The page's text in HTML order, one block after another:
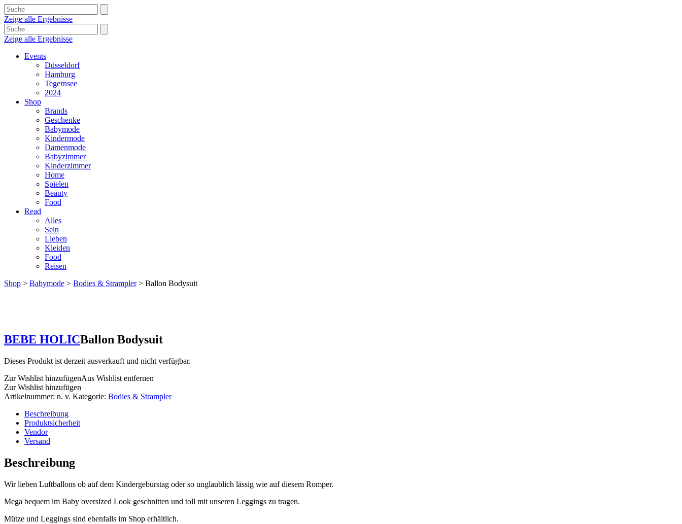
Zeige alle Ergebnisse
Zeige alle Ergebnisse
Events
Düsseldorf
Hamburg
Tegernsee
2024
Shop
Brands
Geschenke
Babymode
Kindermode
Damenmode
Babyzimmer
Kinderzimmer
Home
Spielen
Beauty
Food
Read
Alles
Sein
Lieben
Kleiden
Food
Reisen
Shop > Babymode > Bodies & Strampler> Ballon Bodysuit
BEBE HOLICBallon Bodysuit
Dieses Produkt ist derzeit ausverkauft und nicht verfügbar.
Zur Wishlist hinzufügenAus Wishlist entfernen
Zur Wishlist hinzufügen
Artikelnummer: n. v. Kategorie: Bodies & Strampler
Beschreibung
Produktsicherheit
Vendor
Versand
Beschreibung
Wir lieben Luftballons ob auf dem Kindergeburstag oder so unglaublich lässig wie auf diesem Romper.
Mega bequem im Baby oversized Look geschnitten und toll mit unseren Leggings zu tragen.
Mütze und Leggings sind ebenfalls im Shop erhältlich.